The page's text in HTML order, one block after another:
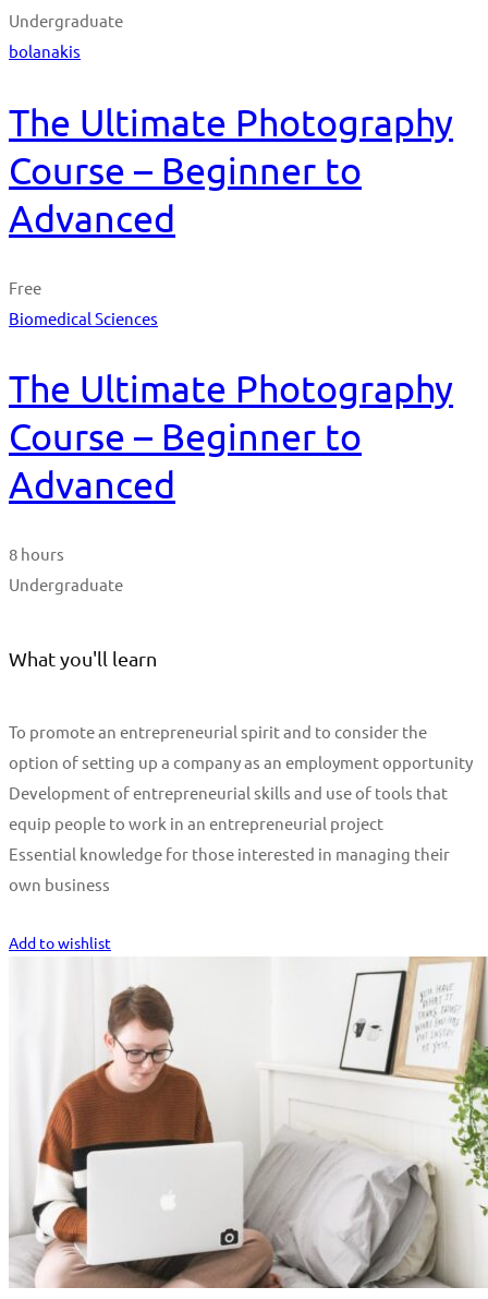
Undergraduate
bolanakis
The Ultimate Photography
Course – Beginner to
Advanced
Free
Biomedical Sciences
The Ultimate Photography
Course – Beginner to
Advanced
8 hours
Undergraduate
What you'll learn
To promote an entrepreneurial spirit and to consider the
option of setting up a company as an employment opportunity
Development of entrepreneurial skills and use of tools that
equip people to work in an entrepreneurial project
Essential knowledge for those interested in managing their
own business
Add to wishlist